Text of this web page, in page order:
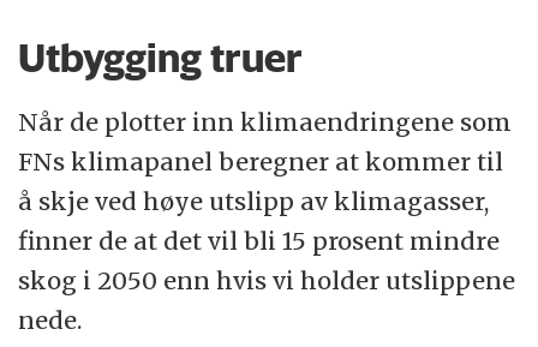
Utbygging truer
Når de plotter inn klimaendringene som
FNs klimapanel beregner at kommer til
å skje ved høye utslipp av klimagasser,
finner de at det vil bli 15 prosent mindre
skog i 2050 enn hvis vi holder utslippene
nede.